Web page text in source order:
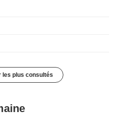
les plus consultés